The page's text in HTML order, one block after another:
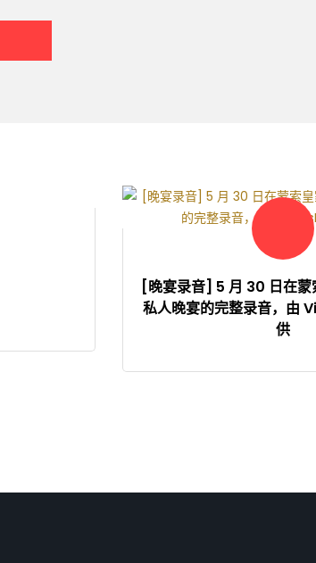
[晚宴录音] 5 月 30 日在蒙
私人晚宴的完整录音，由
供